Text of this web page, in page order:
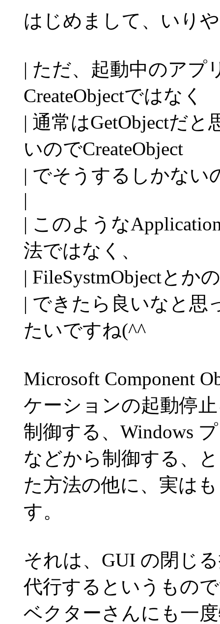
はじめまして、いり
| ただ、起動中のアプ
CreateObjectではなく
| 通常はGetObjectだ
いのでCreateObject
| でそうするしかない
|
| このような
法ではなく、
| FileSystmObjectとか
| できたら良いなと思
たいですね(^^
Microsoft Component
ケーションの起動停
制御する、Windows
などから制御する、
た方法の他に、実は
す。
それは、GUI の閉じ
代行するというもの
ベクターさんにも一